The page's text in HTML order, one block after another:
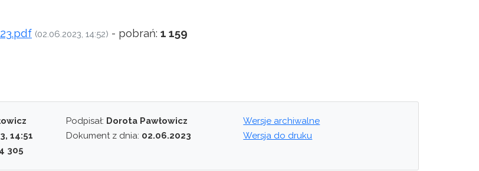
(02.06.2023, 14:52) - pobrań: 1 159
14:51
4 305
Podpisał: Dorota Pawłowicz
Dokument z dnia: 02.06.2023
Wersje archiwalne
Wersja do druku